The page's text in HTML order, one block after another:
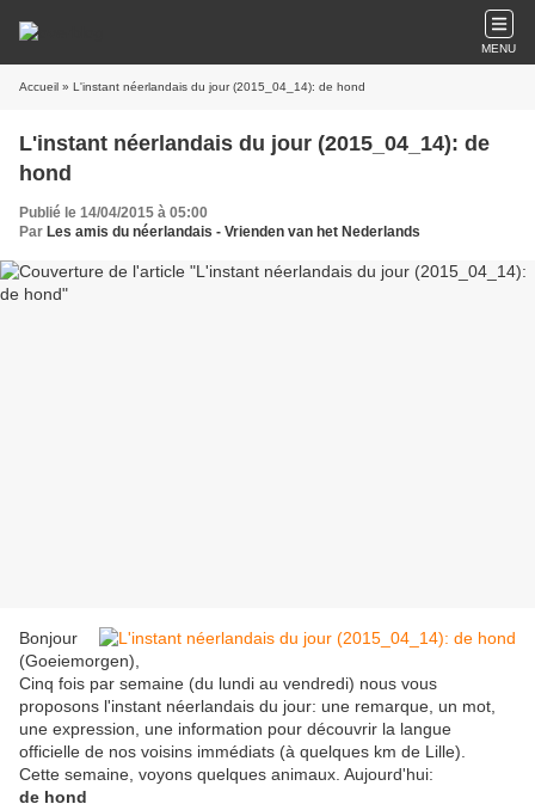
MENU
Accueil » L'instant néerlandais du jour (2015_04_14): de hond
L'instant néerlandais du jour (2015_04_14): de
hond
Publié le 14/04/2015 à 05:00
Par Les amis du néerlandais - Vrienden van het Nederlands
Bonjour
(Goeiemorgen),
Cinq fois par semaine (du lundi au vendredi) nous vous
proposons l'instant néerlandais du jour: une remarque, un mot,
une expression, une information pour découvrir la langue
officielle de nos voisins immédiats (à quelques km de Lille).
Cette semaine, voyons quelques animaux. Aujourd'hui:
de hond